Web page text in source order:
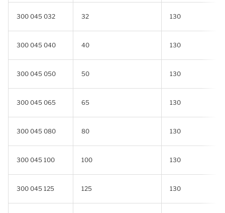
300 045 032 32 130
300 045 040 40 130
300 045 050 50 130
300 045 065 65 130
300 045 080 80 130
300 045 100 100 130
300 045 125 125 130